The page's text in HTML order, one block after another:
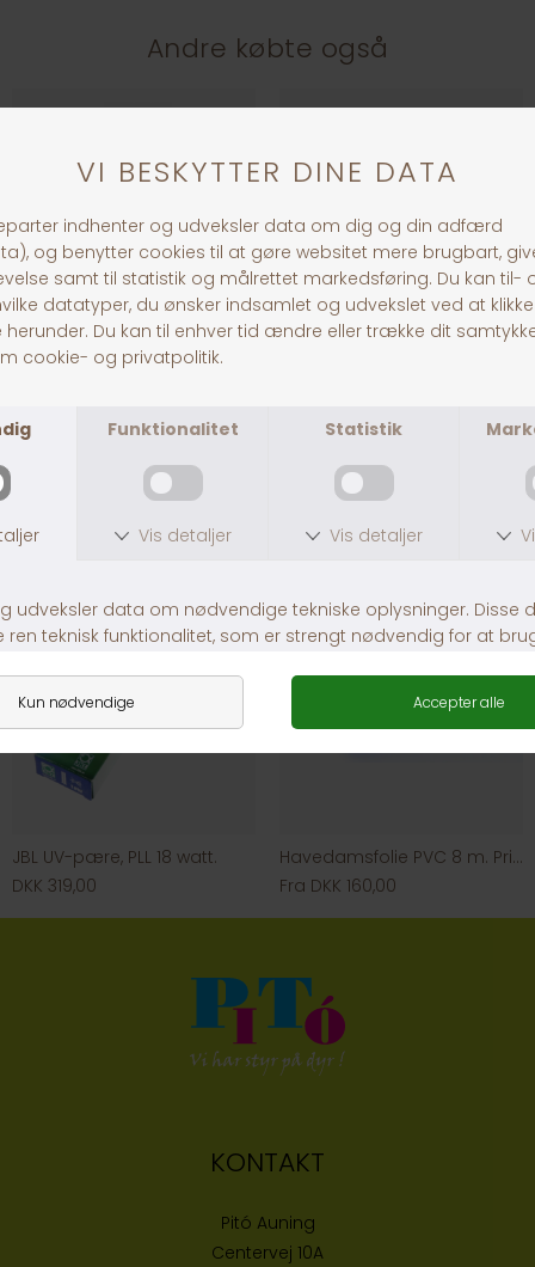
Andre købte også
JBL UV-pære, PLL 36 watt.
DKK 489,00
JBL UV-pære, PLL 18 watt.
DKK 319,00
Havedamsfolie PVC 8 m. Pris pr. meter
Fra DKK 160,00
KONTAKT
Pitó Auning
Centervej 10A